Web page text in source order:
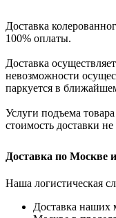
Доставка
100% оплаты.
Доставка
невозможности
паркуется в
Услуги подъема
стоимость доставки
Доставка по Москве
Наша логистическая
Доставка наших